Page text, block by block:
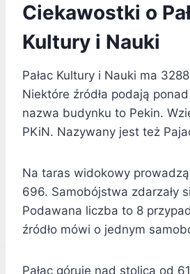
Ciekawostki o
Kultury i Nauki
Pałac Kultury i Nauki ma
Niektóre źródła podają
nazwa budynku to Pekin.
PKiN. Nazywany jest też
Na taras widokowy
696. Samobójstwa zdarzały
Podawana liczba to 8
źródło mówi o jednym
Pałac góruje nad stolicą od